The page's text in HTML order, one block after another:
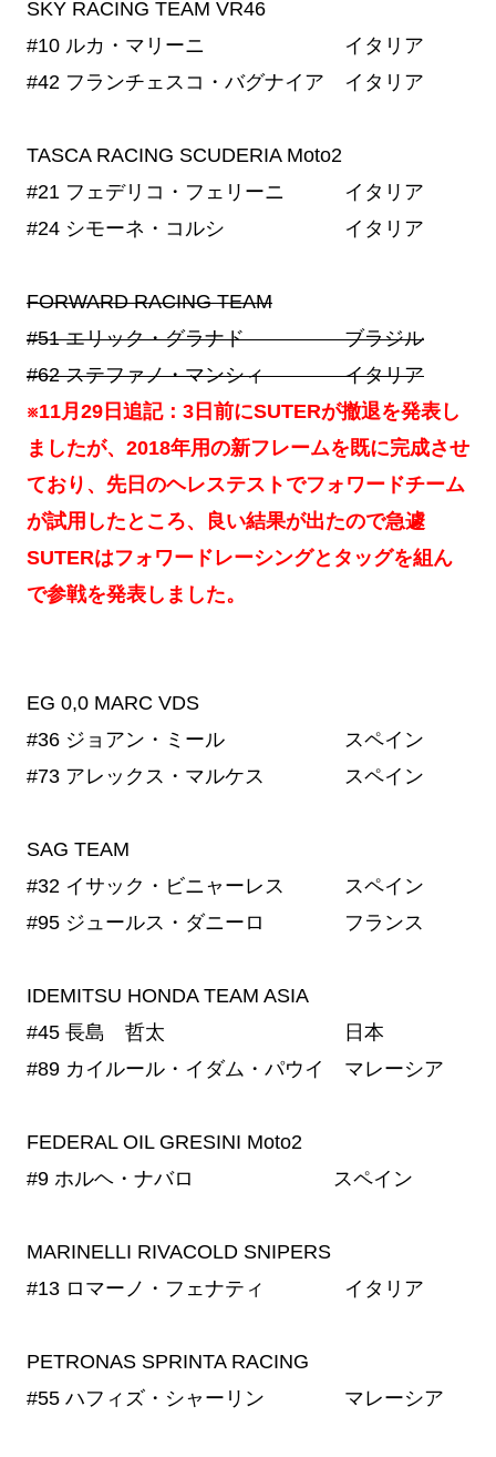
SKY RACING TEAM VR46
#10 ルカ・マリーニ イタリア
#42 フランチェスコ・バグナイア イタリア
TASCA RACING SCUDERIA Moto2
#21 フェデリコ・フェリーニ イタリア
#24 シモーネ・コルシ イタリア
FORWARD RACING TEAM
#51 エリック・グラナド ブラジル
#62 ステファノ・マンシィ イタリア
※11月29日追記：3日前にSUTERが撤退を発表し
ましたが、2018年用の新フレームを既に完成させ
ており、先日のヘレステストでフォワードチーム
が試用したところ、良い結果が出たので急遽
SUTERはフォワードレーシングとタッグを組ん
で参戦を発表しました。
EG 0,0 MARC VDS
#36 ジョアン・ミール スペイン
#73 アレックス・マルケス スペイン
SAG TEAM
#32 イサック・ビニャーレス スペイン
#95 ジュールス・ダニーロ フランス
IDEMITSU HONDA TEAM ASIA
#45 長島 哲太 日本
#89 カイルール・イダム・パウイ マレーシア
FEDERAL OIL GRESINI Moto2
#9 ホルヘ・ナバロ スペイン
MARINELLI RIVACOLD SNIPERS
#13 ロマーノ・フェナティ イタリア
PETRONAS SPRINTA RACING
#55 ハフィズ・シャーリン マレーシア